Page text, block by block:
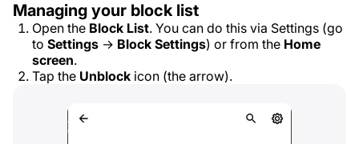
Managing your block list
Open the Block List. You can do this via Settings (go
to Settings → Block Settings) or from the Home
screen.
Tap the Unblock icon (the arrow).